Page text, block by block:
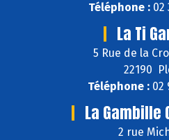
Téléphone :02
La Ti
5 Rue de la
22190
Téléphone :02
La Gambille
2 rue